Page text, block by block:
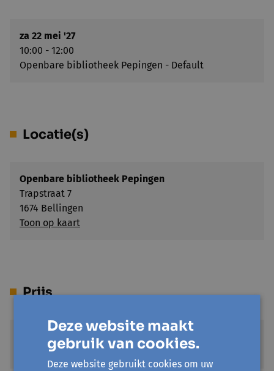
za 22 mei '27
10:00 - 12:00
Openbare bibliotheek Pepingen - Default
Locatie(s)
Openbare bibliotheek Pepingen
Trapstraat 7
1674 Bellingen
Toon op kaart
Prijs
Standaardprijs
Deze website maakt
gebruik van cookies.
Deze website gebruikt cookies om uw